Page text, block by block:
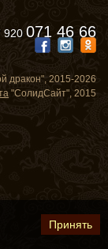
920 071 46 66
дракон", 2015-2026
"СолидСайт", 2015
Принять